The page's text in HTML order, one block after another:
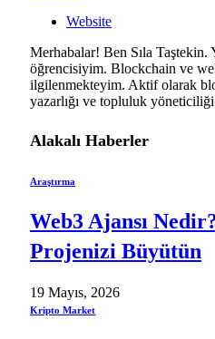
Website
Merhabalar! Ben Sıla Taştekin.
öğrencisiyim. Blockchain ve
ilgilenmekteyim. Aktif olarak
yazarlığı ve topluluk
Alakalı Haberler
Araştırma
Web3 Ajansı
Projenizi Büyütün
19 Mayıs, 2026
Kripto Market